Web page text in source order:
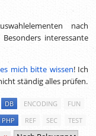
nach
interessante
mich bitte wissen! Ich
ständig alles prüfen.
DB ENCODING
FUN
PHP REF SEC
TEST